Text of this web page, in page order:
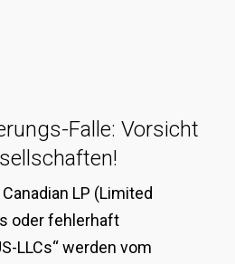
Falle: Vorsicht
LP (Limited
oder fehlerhaft
LLCs“ werden vom